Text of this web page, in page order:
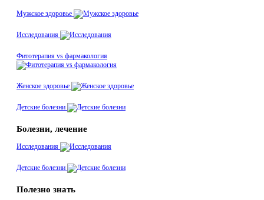
Мужское здоровье
Исследования
Фитотерапия vs фармакология
Женское здоровье
Детские болезни
Болезни, лечение
Исследования
Детские болезни
Полезно знать